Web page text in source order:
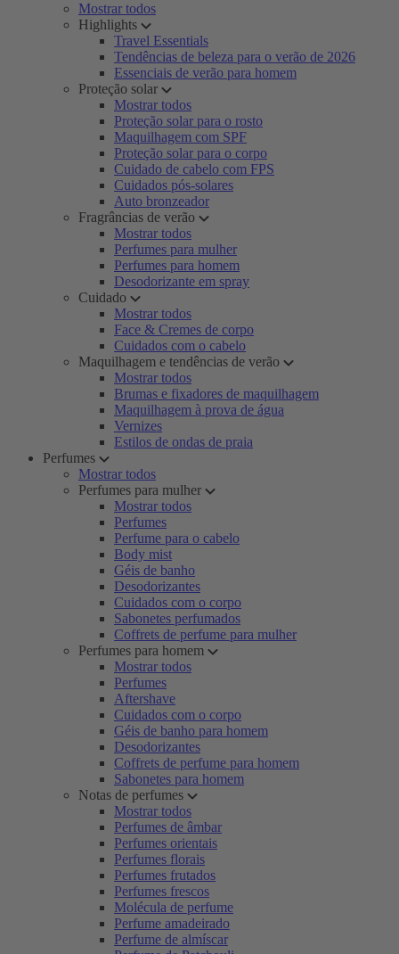
Mostrar todos
Highlights
Travel Essentials
Tendências de beleza para o verão de 2026
Essenciais de verão para homem
Proteção solar
Mostrar todos
Proteção solar para o rosto
Maquilhagem com SPF
Proteção solar para o corpo
Cuidado de cabelo com FPS
Cuidados pós-solares
Auto bronzeador
Fragrâncias de verão
Mostrar todos
Perfumes para mulher
Perfumes para homem
Desodorizante em spray
Cuidado
Mostrar todos
Face & Cremes de corpo
Cuidados com o cabelo
Maquilhagem e tendências de verão
Mostrar todos
Brumas e fixadores de maquilhagem
Maquilhagem à prova de água
Vernizes
Estilos de ondas de praia
Perfumes
Mostrar todos
Perfumes para mulher
Mostrar todos
Perfumes
Perfume para o cabelo
Body mist
Géis de banho
Desodorizantes
Cuidados com o corpo
Sabonetes perfumados
Coffrets de perfume para mulher
Perfumes para homem
Mostrar todos
Perfumes
Aftershave
Cuidados com o corpo
Géis de banho para homem
Desodorizantes
Coffrets de perfume para homem
Sabonetes para homem
Notas de perfumes
Mostrar todos
Perfumes de âmbar
Perfumes orientais
Perfumes florais
Perfumes frutados
Perfumes frescos
Molécula de perfume
Perfume amadeirado
Perfume de almíscar